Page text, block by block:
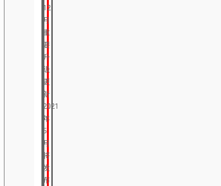
12
月
重
要
升
级
更
新
2021
年
5
月
将
发
布